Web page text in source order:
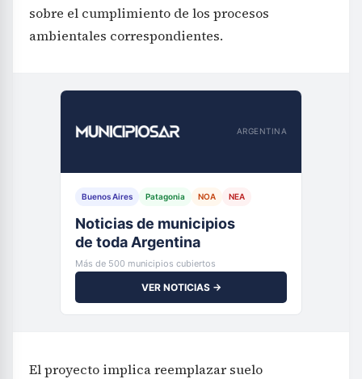
sobre el cumplimiento de los procesos
ambientales correspondientes.
ARGENTINA
Buenos Aires Patagonia NOA NEA
Noticias de municipios
de toda Argentina
Más de 500 municipios cubiertos
VER NOTICIAS →
El proyecto implica reemplazar suelo